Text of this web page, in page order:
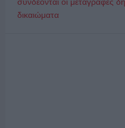
δικαιώματα